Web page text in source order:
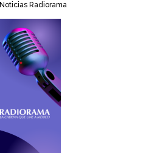
Noticias Radiorama